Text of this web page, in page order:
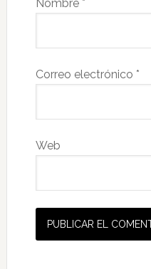
Nombre *
Correo electrónico *
Web